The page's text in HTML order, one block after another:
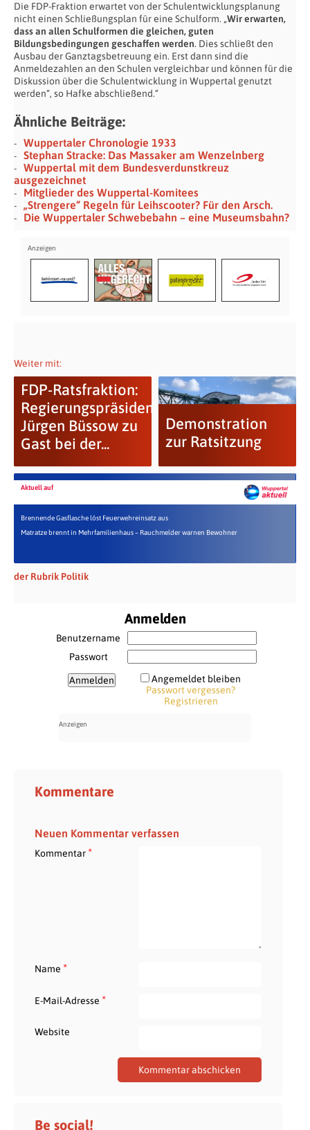
Die FDP-Fraktion erwartet von der Schulentwicklungsplanung
nicht einen Schließungsplan für eine Schulform. „Wir erwarten,
dass an allen Schulformen die gleichen, guten
Bildungsbedingungen geschaffen werden. Dies schließt den
Ausbau der Ganztagsbetreuung ein. Erst dann sind die
Anmeldezahlen an den Schulen vergleichbar und können für die
Diskussion über die Schulentwicklung in Wuppertal genutzt
werden“, so Hafke abschließend.“
Ähnliche Beiträge:
Wuppertaler Chronologie 1933
Stephan Stracke: Das Massaker am Wenzelnberg
Wuppertal mit dem Bundesverdunstkreuz
ausgezeichnet
Mitglieder des Wuppertal-Komitees
„Strengere“ Regeln für Leihscooter? Für den Arsch.
Die Wuppertaler Schwebebahn – eine Museumsbahn?
Weiter mit:
FDP-Ratsfraktion:
Regierungspräsident
Jürgen Büssow zu
Gast bei der...
Demonstration
zur Ratsitzung
Aktuell auf
Brennende Gasflasche löst Feuerwehreinsatz aus
Matratze brennt in Mehrfamilienhaus – Rauchmelder warnen Bewohner
der Rubrik Politik
Anmelden
Benutzername
Passwort
Angemeldet bleiben
Passwort vergessen?
Registrieren
Kommentare
Neuen Kommentar verfassen
Kommentar*
Name *
E-Mail-Adresse *
Website
Be social!